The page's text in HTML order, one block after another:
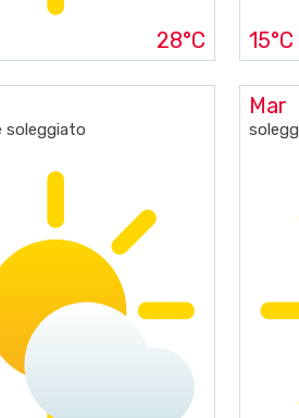
28°C 15°C
soleggiato
Mar